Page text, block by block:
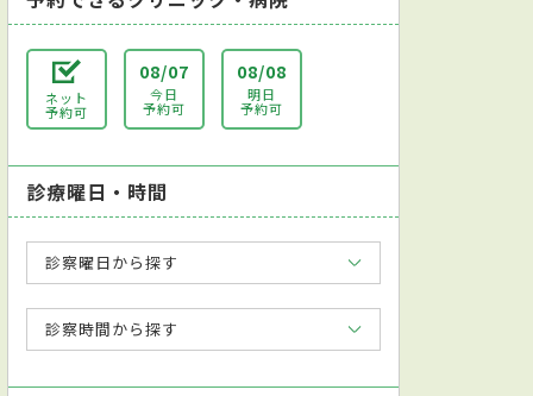
ネット
予約可
08/07
今日
予約可
08/08
明日
予約可
診療曜日・時間
診察曜日から探す
診察時間から探す